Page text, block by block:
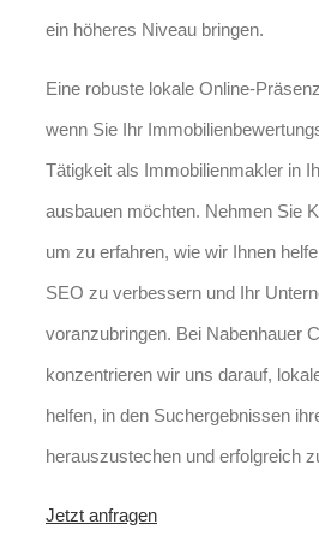
ein höheres Niveau bringen.
Eine robuste lokale Online-
wenn Sie Ihr
Tätigkeit als Immobilienmakler in
ausbauen möchten. Nehmen Sie
um zu erfahren, wie wir Ihnen
SEO zu verbessern und Ihr
voranzubringen. Bei Nabenhauer
konzentrieren wir uns darauf,
helfen, in den Suchergebnissen
herauszustechen und erfolgreich
Jetzt anfragen